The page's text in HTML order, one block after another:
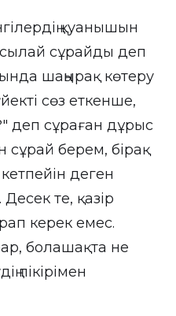
қуанышын
сұрайды деп
шаңырақ көтеру
сөз еткенше,
деп сұраған дұрыс
сұрай берем, бірақ
деген
те, қазір
керек емес.
болашақта не
пікірімен